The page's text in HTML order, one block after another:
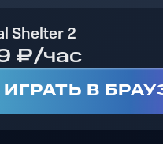
Shelter 2
₽/час
ИГРАТЬ В